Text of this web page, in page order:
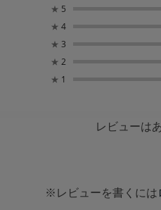
★ 5
★ 4
★ 3
★ 2
★ 1
レビューは
※レビューを書くには